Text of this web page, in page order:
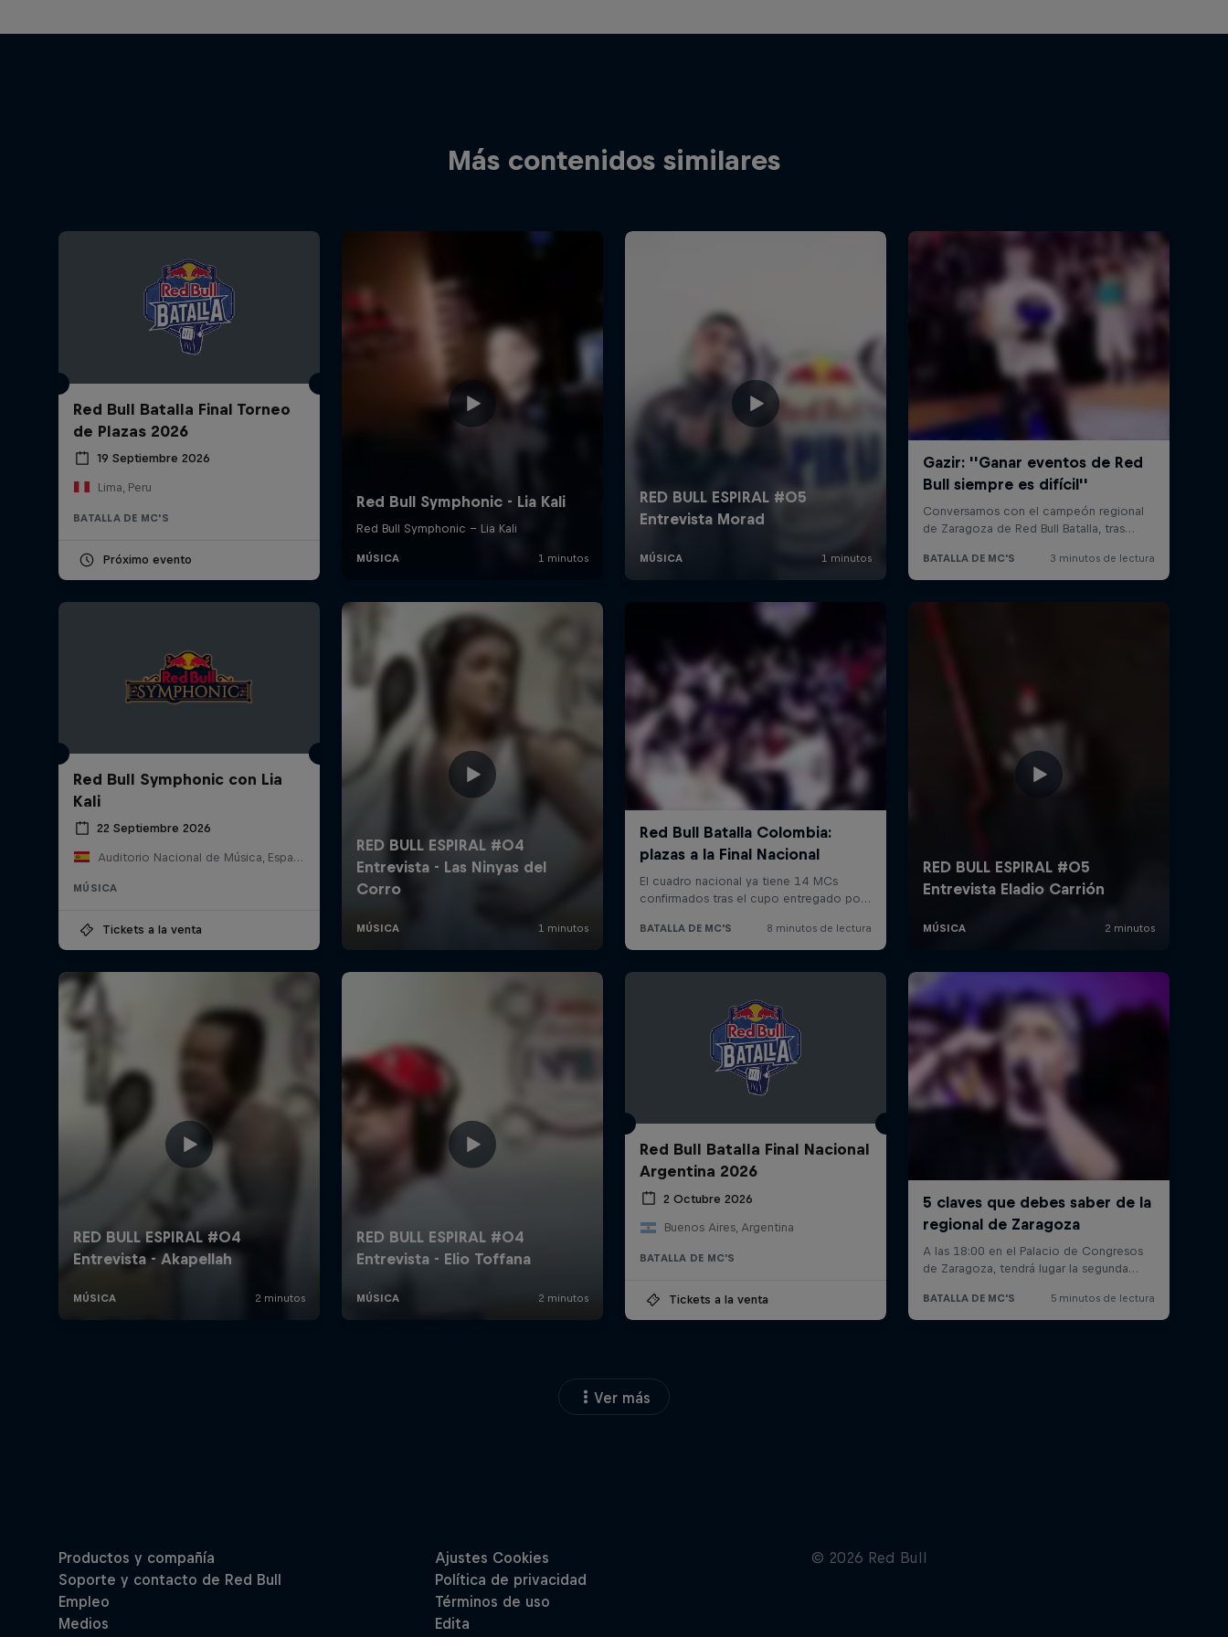
Más contenidos similares
Red Bull Batalla Final Torneo
de Plazas 2026
19 Septiembre 2026
Lima, Peru
BATALLA DE MC'S
Próximo evento
Red Bull Symphonic con Lia
Kali
22 Septiembre 2026
Auditorio Nacional de Música, España
MÚSICA
Tickets a la venta
Red Bull Batalla Final Nacional
Argentina 2026
2 Octubre 2026
Buenos Aires, Argentina
BATALLA DE MC'S
Tickets a la venta
Ver más